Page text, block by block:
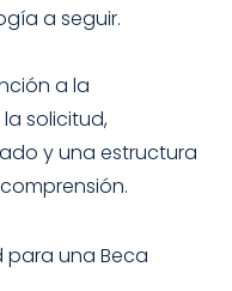
a seguir.
a la
solicitud,
y una estructura
para una Beca